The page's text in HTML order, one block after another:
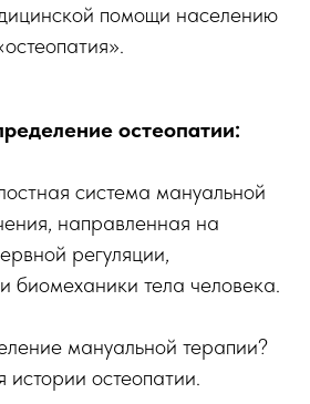
помощи населению
остеопатии:
система мануальной
направленная на
регуляции,
биомеханики тела человека.
мануальной терапии?
остеопатии.